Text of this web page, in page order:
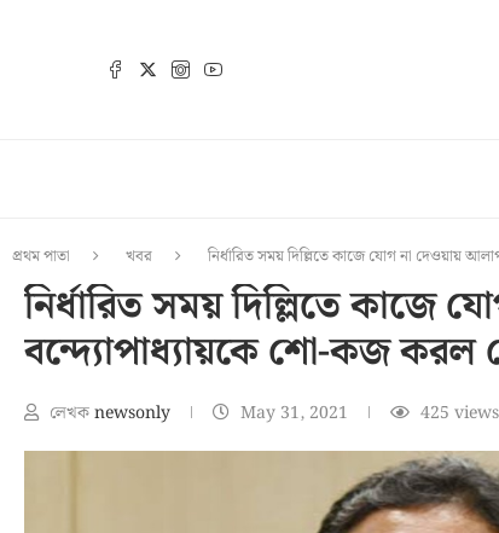
প্রথম পাতা খবর নির্ধারিত সময় দিল্লিতে কাজে যোগ না দেওয়ায়
নির্ধারিত সময় দিল্লিতে কাজে
বন্দ্যোপাধ্যায়কে শো-কজ করল
লেখকnewsonly May 31, 2021 425 views